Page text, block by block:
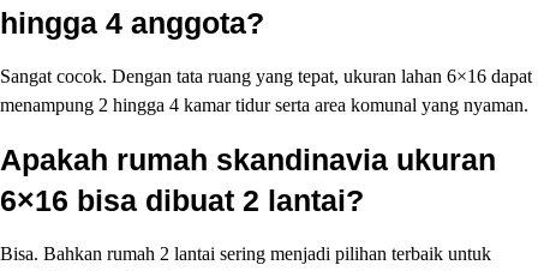
hingga 4 anggota?
Sangat cocok. Dengan tata ruang yang tepat, ukuran lahan 6×16 dapat
menampung 2 hingga 4 kamar tidur serta area komunal yang nyaman.
Apakah rumah skandinavia ukuran
6×16 bisa dibuat 2 lantai?
Bisa. Bahkan rumah 2 lantai sering menjadi pilihan terbaik untuk